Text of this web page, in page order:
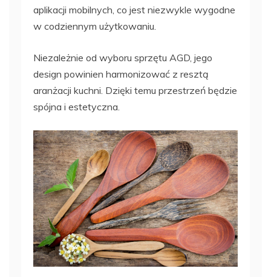
aplikacji mobilnych, co jest niezwykle wygodne
w codziennym użytkowaniu.
Niezależnie od wyboru sprzętu AGD, jego
design powinien harmonizować z resztą
aranżacji kuchni. Dzięki temu przestrzeń będzie
spójna i estetyczna.